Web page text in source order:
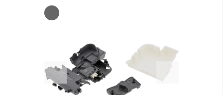
Previous